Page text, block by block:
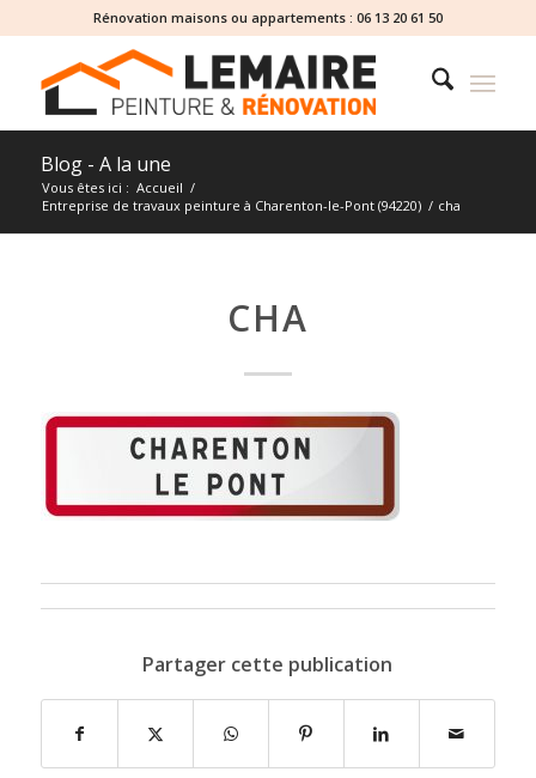
Rénovation maisons ou appartements : 06 13 20 61 50
Blog - A la une
Vous êtes ici : Accueil /
Entreprise de travaux peinture à Charenton-le-Pont (94220) / cha
CHA
Partager cette publication